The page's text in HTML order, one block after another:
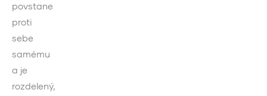
povstane
proti
sebe
samému
a je
rozdelený,